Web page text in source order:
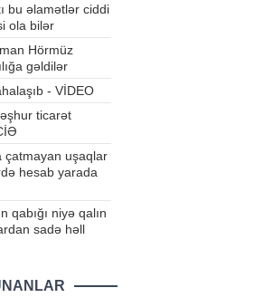
bu əlamətlər ciddi
ola bilər
Hörmüz
gəldilər
- VİDEO
ticarət
çatmayan uşaqlar
hesab yarada
qabığı niyə qalın
sadə həll